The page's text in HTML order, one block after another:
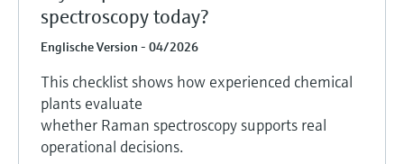
spectroscopy today?
Englische Version - 04/2026
This checklist shows how experienced chemical
plants evaluate
whether Raman spectroscopy supports real
operational decisions.